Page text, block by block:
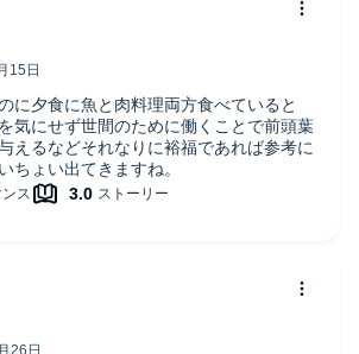
に夕食に魚と肉料理両方食べていると
気にせず世間のために働くことで前頭葉
えるなどそれなりに裕福であれば参考に
ちょい出てきますね。